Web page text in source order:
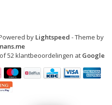
by Lightspeed - Theme by
52 klantbeoordelingen at Google